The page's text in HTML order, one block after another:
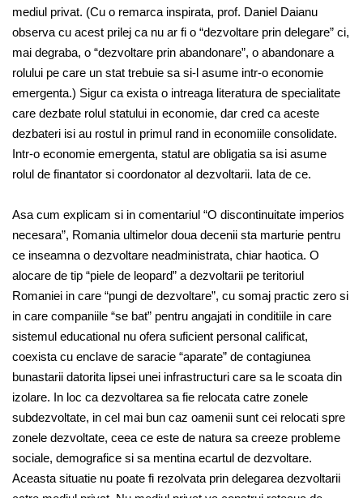
mediul privat. (Cu o remarca inspirata, prof. Daniel Daianu
observa cu acest prilej ca nu ar fi o “dezvoltare prin delegare” ci,
mai degraba, o “dezvoltare prin abandonare”, o abandonare a
rolului pe care un stat trebuie sa si-l asume intr-o economie
emergenta.) Sigur ca exista o intreaga literatura de specialitate
care dezbate rolul statului in economie, dar cred ca aceste
dezbateri isi au rostul in primul rand in economiile consolidate.
Intr-o economie emergenta, statul are obligatia sa isi asume
rolul de finantator si coordonator al dezvoltarii. Iata de ce.
Asa cum explicam si in comentariul “O discontinuitate imperios
necesara”, Romania ultimelor doua decenii sta marturie pentru
ce inseamna o dezvoltare neadministrata, chiar haotica. O
alocare de tip “piele de leopard” a dezvoltarii pe teritoriul
Romaniei in care “pungi de dezvoltare”, cu somaj practic zero si
in care companiile “se bat” pentru angajati in conditiile in care
sistemul educational nu ofera suficient personal calificat,
coexista cu enclave de saracie “aparate” de contagiunea
bunastarii datorita lipsei unei infrastructuri care sa le scoata din
izolare. In loc ca dezvoltarea sa fie relocata catre zonele
subdezvoltate, in cel mai bun caz oamenii sunt cei relocati spre
zonele dezvoltate, ceea ce este de natura sa creeze probleme
sociale, demografice si sa mentina ecartul de dezvoltare.
Aceasta situatie nu poate fi rezolvata prin delegarea dezvoltarii